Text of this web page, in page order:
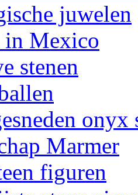
juwelen
in Mexico
stenen
onyx
Marmer
figuren